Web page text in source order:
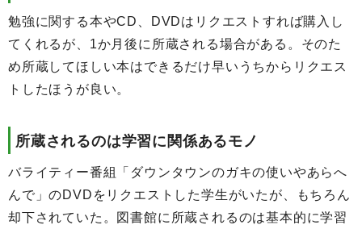
勉強に関する本やCD、DVDはリクエストすれば購入し
てくれるが、1か月後に所蔵される場合がある。そのた
め所蔵してほしい本はできるだけ早いうちからリクエス
トしたほうが良い。
所蔵されるのは学習に関係あるモノ
バライティー番組「ダウンタウンのガキの使いやあらへ
んで」のDVDをリクエストした学生がいたが、もちろん
却下されていた。図書館に所蔵されるのは基本的に学習